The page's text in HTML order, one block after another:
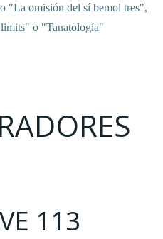
"La omisión del sí bemol tres",
o "Tanatología"
113